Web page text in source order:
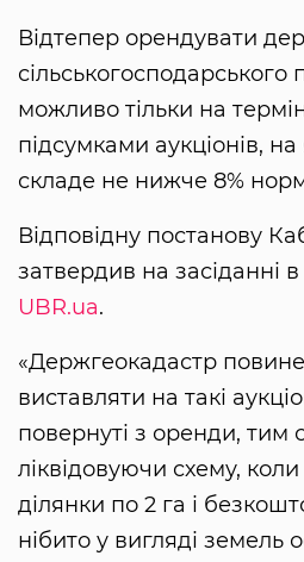
Відтепер орендувати
можливо тільки на
підсумками аукціонів,
складе не нижче 8%
Відповідну постанову
затвердив на засіданні
UBR.ua.
«Держгеокадастр
виставляти на такі
повернуті з оренди, тим
ліквідовуючи схему,
ділянки по 2 га і
нібито у вигляді земель